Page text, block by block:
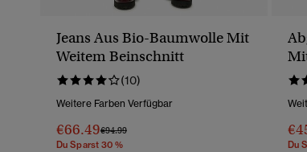
Jeans Aus Bio-Baumwolle Mit
Weitem Beinschnitt
(10)
Weitere Farben Verfügbar
€66.49Preis Wurde Reduziert Von
€94.99Bis
Du Sparst 30 %
Du